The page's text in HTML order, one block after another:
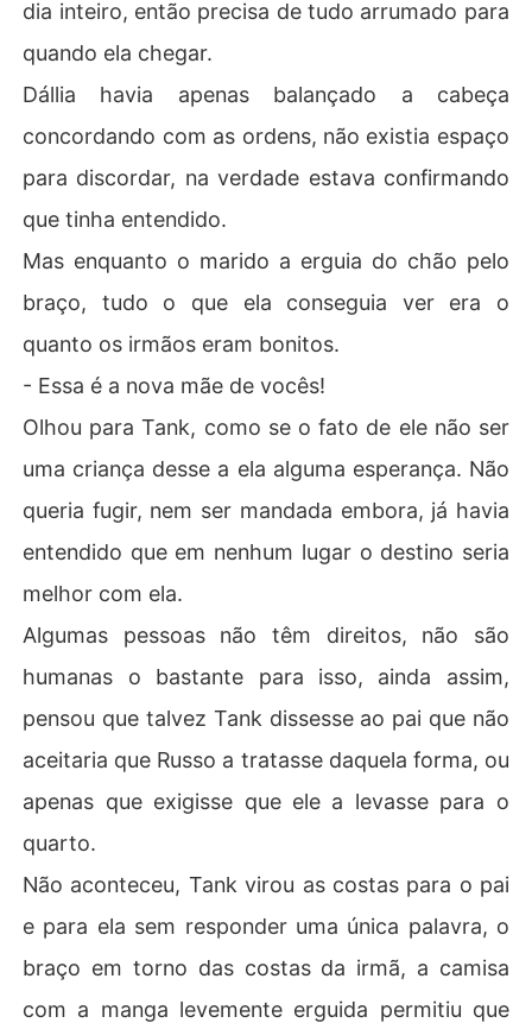
dia inteiro, então precisa de tudo arrumado para
quando ela chegar.
Dállia havia apenas balançado a cabeça
concordando com as ordens, não existia espaço
para discordar, na verdade estava confirmando
que tinha entendido.
Mas enquanto o marido a erguia do chão pelo
braço, tudo o que ela conseguia ver era o
quanto os irmãos eram bonitos.
- Essa é a nova mãe de vocês!
Olhou para Tank, como se o fato de ele não ser
uma criança desse a ela alguma esperança. Não
queria fugir, nem ser mandada embora, já havia
entendido que em nenhum lugar o destino seria
melhor com ela.
Algumas pessoas não têm direitos, não são
humanas o bastante para isso, ainda assim,
pensou que talvez Tank dissesse ao pai que não
aceitaria que Russo a tratasse daquela forma, ou
apenas que exigisse que ele a levasse para o
quarto.
Não aconteceu, Tank virou as costas para o pai
e para ela sem responder uma única palavra, o
braço em torno das costas da irmã, a camisa
com a manga levemente erguida permitiu que